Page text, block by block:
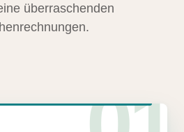
überraschenden